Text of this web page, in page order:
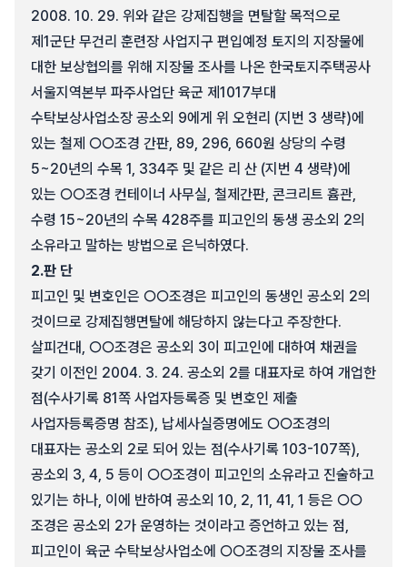
2008. 10. 29. 위와 같은 강제집행을 면탈할 목적으로
제1군단 무건리 훈련장 사업지구 편입예정 토지의 지장물에
대한 보상협의를 위해 지장물 조사를 나온 한국토지주택공사
서울지역본부 파주사업단 육군 제1017부대
수탁보상사업소장 공소외 9에게 위 오현리 (지번 3 생략)에
있는 철제 ○○조경 간판, 89, 296, 660원 상당의 수령
5~20년의 수목 1, 334주 및 같은 리 산 (지번 4 생략)에
있는 ○○조경 컨테이너 사무실, 철제간판, 콘크리트 흄관,
수령 15~20년의 수목 428주를 피고인의 동생 공소외 2의
소유라고 말하는 방법으로 은닉하였다.
2.판 단
피고인 및 변호인은 ○○조경은 피고인의 동생인 공소외 2의
것이므로 강제집행면탈에 해당하지 않는다고 주장한다.
살피건대, ○○조경은 공소외 3이 피고인에 대하여 채권을
갖기 이전인 2004. 3. 24. 공소외 2를 대표자로 하여 개업한
점(수사기록 81쪽 사업자등록증 및 변호인 제출
사업자등록증명 참조), 납세사실증명에도 ○○조경의
대표자는 공소외 2로 되어 있는 점(수사기록 103-107쪽),
공소외 3, 4, 5 등이 ○○조경이 피고인의 소유라고 진술하고
있기는 하나, 이에 반하여 공소외 10, 2, 11, 41, 1 등은 ○○
조경은 공소외 2가 운영하는 것이라고 증언하고 있는 점,
피고인이 육군 수탁보상사업소에 ○○조경의 지장물 조사를